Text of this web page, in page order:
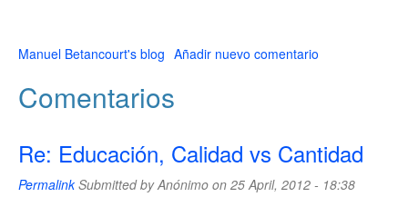
Manuel Betancourt's blog Añadir nuevo comentario
Comentarios
Re: Educación, Calidad vs Cantidad
PermalinkSubmitted byAnónimo on 25 April, 2012 - 18:38